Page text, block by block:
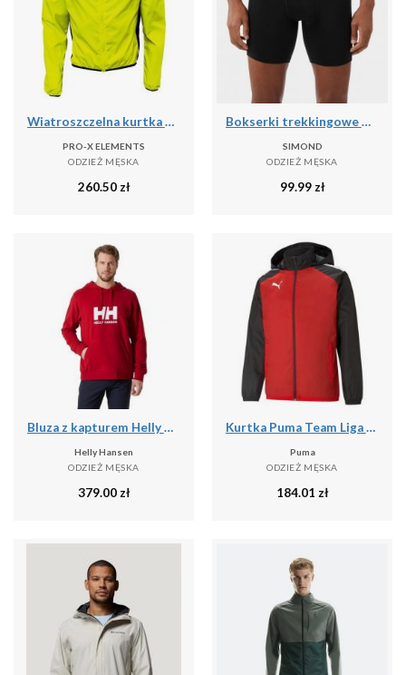
Wiatroszczelna kurtka Pro-X Elements
PRO-X ELEMENTS
ODZIEŻ MĘSKA
260.50 zł
Bokserki trekkingowe męskie Forclaz MT500 merino
SIMOND
ODZIEŻ MĘSKA
99.99 zł
Bluza z kapturem Helly Hansen HH Logo 2.0
Helly Hansen
ODZIEŻ MĘSKA
379.00 zł
Kurtka Puma Team Liga All Weather
Puma
ODZIEŻ MĘSKA
184.01 zł